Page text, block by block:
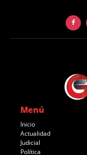
Menú
Inicio
Actualidad
Judicial
Política